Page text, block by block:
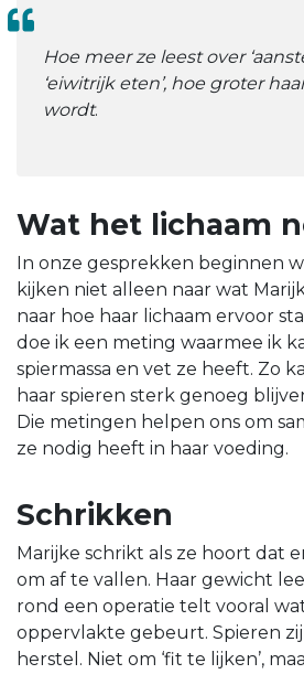
Hoe meer ze leest over
‘eiwitrijk eten’, hoe groter
wordt.
Wat het lichaam
In onze gesprekken beginnen
kijken niet alleen naar wat
naar hoe haar lichaam ervoor
doe ik een meting waarmee ik
spiermassa en vet ze heeft. Zo
haar spieren sterk genoeg
Die metingen helpen ons om
ze nodig heeft in haar voeding.
Schrikken
Marijke schrikt als ze hoort dat
om af te vallen. Haar gewicht
rond een operatie telt vooral
oppervlakte gebeurt. Spieren
herstel. Niet om ‘fit te lijken’,